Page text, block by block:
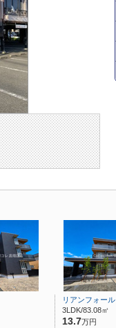
リアンフォール
3LDK/83.08㎡
13.7万円